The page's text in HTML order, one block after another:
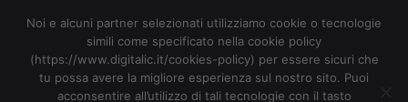
MENU
Noi e alcuni partner selezionati utilizziamo cookie o tecnologie
simili come specificato nella cookie policy
(https://www.digitalic.it/cookies-policy) per essere sicuri che
tu possa avere la migliore esperienza sul nostro sito. Puoi
acconsentire all’utilizzo di tali tecnologie con il tasto